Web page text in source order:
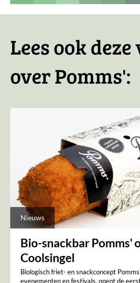
Lees ook
over Pomms':
Nieuws
Bio-snackbar Pomms'
Coolsingel
Biologisch friet- en snackconcept
evenementen en festivals, opent de